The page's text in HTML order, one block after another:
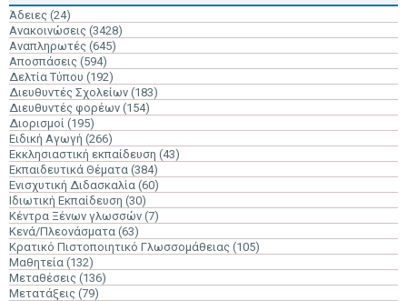
Άδειες (24)
Ανακοινώσεις (3428)
Αναπληρωτές (645)
Αποσπάσεις (594)
Δελτία Τύπου (192)
Διευθυντές Σχολείων (183)
Διευθυντές φορέων (154)
Διορισμοί (195)
Ειδική Αγωγή (266)
Εκκλησιαστική εκπαίδευση (43)
Εκπαιδευτικά Θέματα (384)
Ενισχυτική Διδασκαλία (60)
Ιδιωτική Εκπαίδευση (30)
Κέντρα Ξένων γλωσσών (7)
Κενά/Πλεονάσματα (63)
Κρατικό Πιστοποιητικό Γλωσσομάθειας (105)
Μαθητεία (132)
Μεταθέσεις (136)
Μετατάξεις (79)